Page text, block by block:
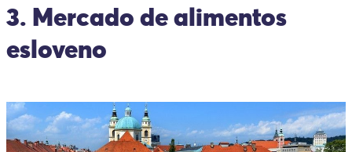
3. Mercado de alimentos
esloveno